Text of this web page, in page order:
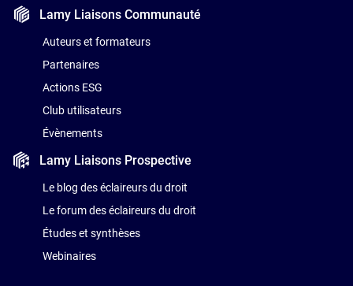
Lamy LiaisonsCommunauté
Auteurs et formateurs
Partenaires
Actions ESG
Club utilisateurs
Évènements
Lamy Liaisons Prospective
Le blog des éclaireurs du droit
Le forum des éclaireurs du droit
Études et synthèses
Webinaires